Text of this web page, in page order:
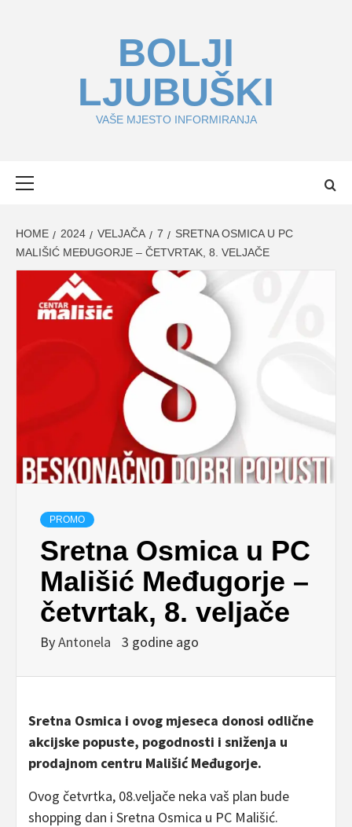
BOLJI
LJUBUŠKI
VAŠE MJESTO INFORMIRANJA
HOME 2024 VELJAČA 7
SRETNA OSMICA U PC
MALIŠIĆ MEĐUGORJE – ČETVRTAK, 8. VELJAČE
PROMO
Sretna Osmica u PC
Mališić Međugorje –
četvrtak, 8. veljače
ByAntonela 3 godine ago
Sretna Osmica i ovog mjeseca donosi odlične
akcijske popuste, pogodnosti i sniženja u
prodajnom centru Mališić Međugorje.
Ovog četvrtka, 08.veljače neka vaš plan bude
shopping dan i Sretna Osmica u PC Mališić.